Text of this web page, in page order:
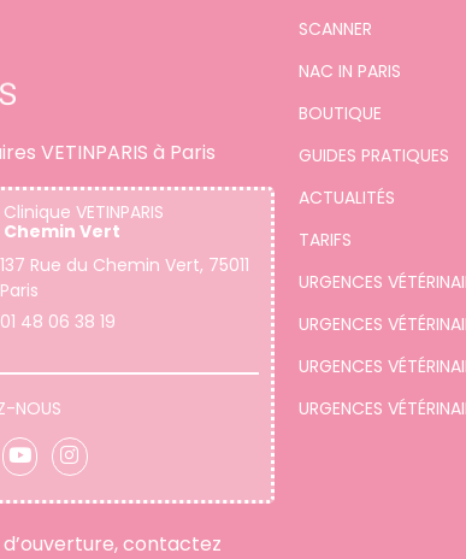
VETINPARIS à Paris
Clinique VETINPARIS
Chemin Vert
137 Rue du Chemin Vert, 75011
Paris
01 48 06 38 19
NOUS
contactez
SCANNER
NAC IN PARIS
BOUTIQUE
GUIDES PRATIQUES
ACTUALITÉS
TARIFS
URGENCES
URGENCES
URGENCES
URGENCES